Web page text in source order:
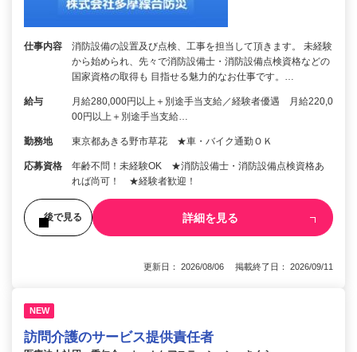
仕事内容
消防設備の設置及び点検、工事を担当して頂きます。 未経験
から始められ、先々で消防設備士・消防設備点検資格などの
国家資格の取得も 目指せる魅力的なお仕事です。…
給与
月給280,000円以上＋別途手当支給／経験者優遇 月給220,0
00円以上＋別途手当支給…
勤務地 東京都あきる野市草花 ★車・バイク通勤ＯＫ
応募資格
年齢不問！未経験OK ★消防設備士・消防設備点検資格あ
れば尚可！ ★経験者歓迎！
後で見る 詳細を見る
更新日： 2026/08/06 掲載終了日： 2026/09/11
NEW
訪問介護のサービス提供責任者